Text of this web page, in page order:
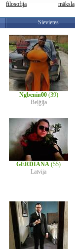
filosofija
māksla
Sievietes
Ngbenin00(39)
Beļģija
GERDIANA (55)
Latvija